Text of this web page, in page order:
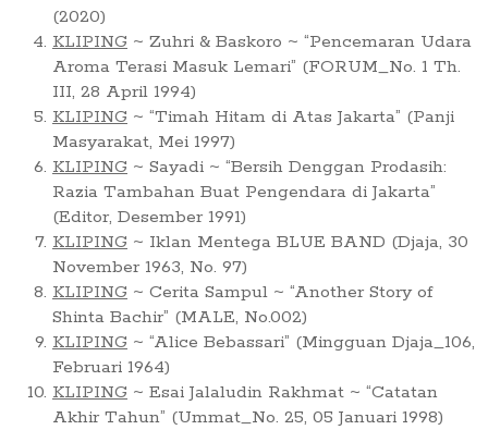
(2020)
KLIPING ~ Zuhri & Baskoro ~ “Pencemaran Udara
Aroma Terasi Masuk Lemari” (FORUM_No. 1 Th.
III, 28 April 1994)
KLIPING ~ “Timah Hitam di Atas Jakarta” (Panji
Masyarakat, Mei 1997)
KLIPING ~ Sayadi ~ “Bersih Denggan Prodasih:
Razia Tambahan Buat Pengendara di Jakarta”
(Editor, Desember 1991)
KLIPING ~ Iklan Mentega BLUE BAND (Djaja, 30
November 1963, No. 97)
KLIPING ~ Cerita Sampul ~ “Another Story of
Shinta Bachir” (MALE, No.002)
KLIPING ~ “Alice Bebassari” (Mingguan Djaja_106,
Februari 1964)
KLIPING ~ Esai Jalaludin Rakhmat ~ “Catatan
Akhir Tahun” (Ummat_No. 25, 05 Januari 1998)